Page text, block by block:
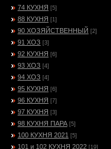
74 КУХНЯ [5]
88 КУХНЯ [1]
90 ХОЗЯЙСТВЕННЫЙ [2]
91 ХОЗ [3]
92 КУХНЯ [6]
93 ХОЗ [4]
94 ХОЗ [4]
95 КУХНЯ [6]
96 КУХНЯ [7]
97 КУХНЯ [3]
98 КУХНЯ ПАРА [5]
100 КУХНЯ 2021 [5]
101 и 102 КУХНЯ 2022 [19]